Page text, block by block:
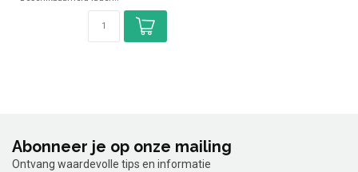
Abonneer je op onze mailing
Ontvang waardevolle tips en informatie